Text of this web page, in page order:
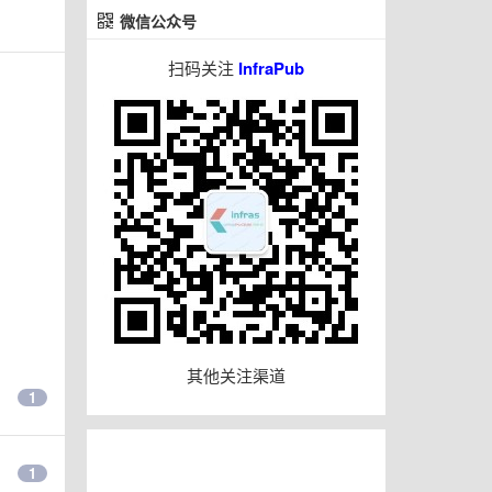
1
1
微信公众号
扫码关注 InfraPub
其他关注渠道